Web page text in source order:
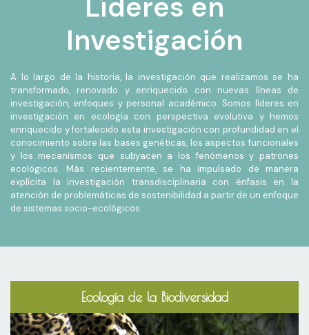
Investigación
A lo largo de la historia, la investigación que realizamos se ha
transformado, renovado y enriquecido con nuevas líneas de
investigación, enfoques y personal académico. Somos líderes en
investigación en ecología con perspectiva evolutiva y hemos
enriquecido y fortalecido esta investigación con profundidad en el
conocimiento sobre las bases genéticas, los aspectos funcionales
y los mecanismos que subyacen a los fenómenos y patrones
ecológicos. Más recientemente, se ha impulsado de manera
explícita la investigación transdisciplinaria con énfasis en la
atención de problemáticas de sostenibilidad a partir de un enfoque
de sistemas socio-ecológicos.
Ecología de la Biodiversidad